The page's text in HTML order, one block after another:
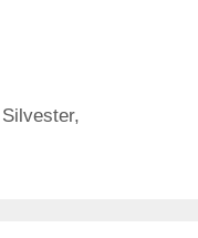
Silvester,